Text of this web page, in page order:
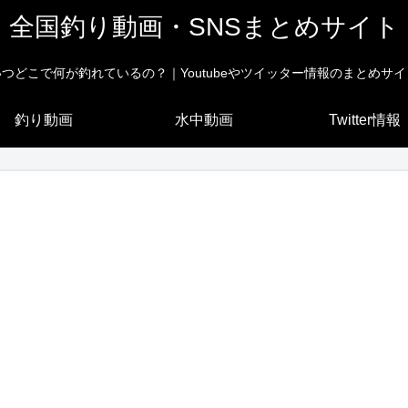
全国釣り動画・SNSまとめサイト
どこで何が釣れているの？｜Youtubeやツイッター情報のまとめサイ
釣り動画 水中動画 Twitter情報